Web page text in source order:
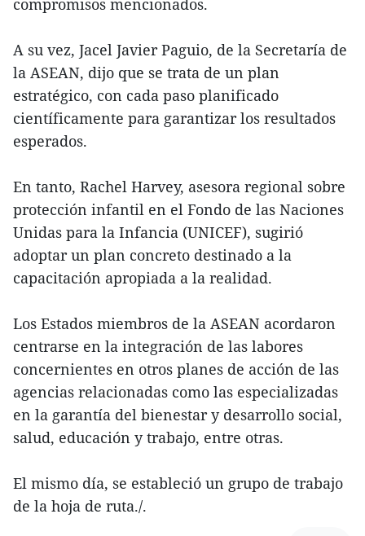
compromisos mencionados.
A su vez, Jacel Javier Paguio, de la Secretaría de
la ASEAN, dijo que se trata de un plan
estratégico, con cada paso planificado
científicamente para garantizar los resultados
esperados.
En tanto, Rachel Harvey, asesora regional sobre
protección infantil en el Fondo de las Naciones
Unidas para la Infancia (UNICEF), sugirió
adoptar un plan concreto destinado a la
capacitación apropiada a la realidad.
Los Estados miembros de la ASEAN acordaron
centrarse en la integración de las labores
concernientes en otros planes de acción de las
agencias relacionadas como las especializadas
en la garantía del bienestar y desarrollo social,
salud, educación y trabajo, entre otras.
El mismo día, se estableció un grupo de trabajo
de la hoja de ruta./.